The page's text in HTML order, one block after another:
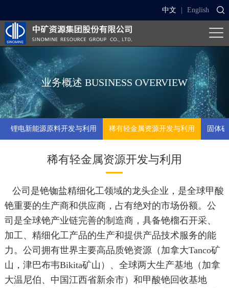
中文 English
业务概述 BUSINESS OVERVIEW
锂电新能源原料开发与利用 稀有轻金属资源开发与利用 固体
稀有轻金属资源开发与利用
公司是铯铷盐精细化工领域的龙头企业，是全球甲酸
铯重要的生产商和供应商，占有绝对的市场份额。公
司是全球铯产业链完善的制造商，具备铯榴石开采、
加工、精细化工产品的生产和提供产品技术服务的能
力。公司拥有世界主要高品质铯资源（加拿大Tanco矿
山，津巴布韦Bikita矿山）、全球两大生产基地（加拿
大温尼伯、中国江西省新余市）和甲酸铯回收基地